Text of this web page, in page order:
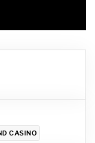
CASINO